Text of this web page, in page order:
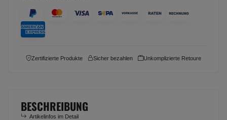
Zertifizierte Produkte Sicher bezahlen Unkomplizierte Retoure
BESCHREIBUNG
Artikelinfos im Detail